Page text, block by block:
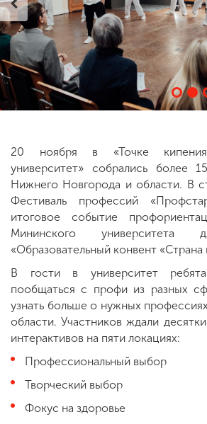
ENG SPN CHI
20 ноября в «Точке
университет» собрались более
Нижнего Новгорода и области. В
Фестиваль профессий
итоговое событие
Мининского университета
«Образовательный конвент
В гости в университет
пообщаться с профи из разных
узнать больше о нужных
области. Участников ждали
интерактивов на пяти локациях:
Профессиональный выбор
Творческий выбор
Фокус на здоровье